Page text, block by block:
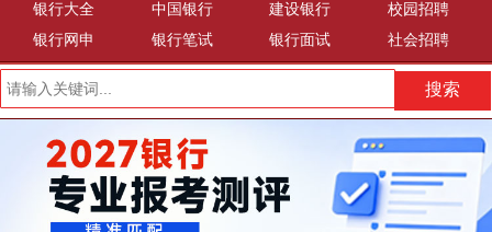
银行大全
中国银行 建设银行
校园招聘
银行网申
银行笔试 银行面试 社会招聘